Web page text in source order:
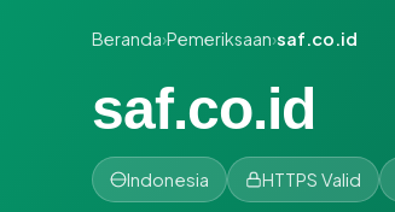
Beranda›Pemeriksaan›saf.co.id
saf.co.id
Indonesia HTTPS Valid